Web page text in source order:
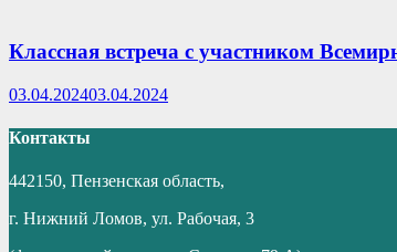
Классная встреча с участником
03.04.202403.04.2024
Контакты
442150, Пензенская область,
г. Нижний Ломов, ул. Рабочая, 3